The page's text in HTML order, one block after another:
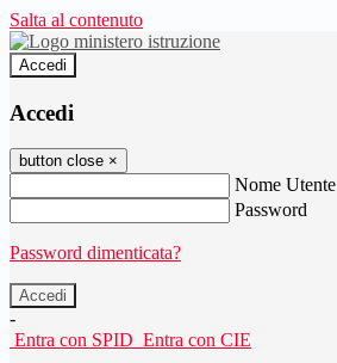
Salta al contenuto
Accedi
Accedi
button close ×
Nome Utente
Password
Password dimenticata?
-
Entra con SPID Entra con CIE